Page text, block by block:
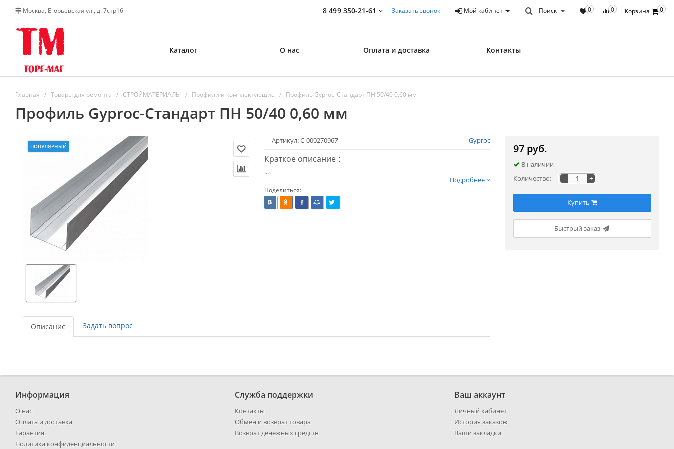
Москва, Егорьевская ул., д. 7стр16 Корзина 0
0
0
Поиск
Мой кабинет
8 499 350-21-61 Заказать звонок
Каталог О нас Оплата и доставка Контакты
Главная Товары для ремонта СТРОЙМАТЕРИАЛЫ Профили и комплектующие Профиль Gyproc-Стандарт ПН 50/40 0,60 мм
Профиль Gyproc-Стандарт ПН 50/40 0,60 мм
ПОПУЛЯРНЫЙ
Артикул: С-000270967 Gyproc
Краткое описание :
...
Подробнее
Поделиться:
Описание Задать вопрос
97 руб.
В наличии
Количество:
- +
Купить
Быстрый заказ
Информация
О нас
Оплата и доставка
Гарантия
Политика конфиденциальности
Служба поддержки
Контакты
Обмен и возврат товара
Возврат денежных средств
Ваш аккаунт
Личный кабинет
История заказов
Ваши закладки